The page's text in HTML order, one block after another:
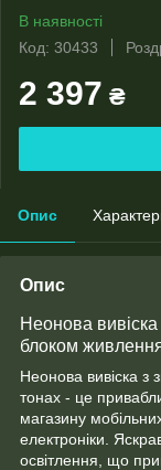
В наявності
Код: 30433
2 397 ₴
Опис
Опис
Неонова
блоком
Неонова вивіска
тонах - це
магазину
електроніки.
освітлення, що